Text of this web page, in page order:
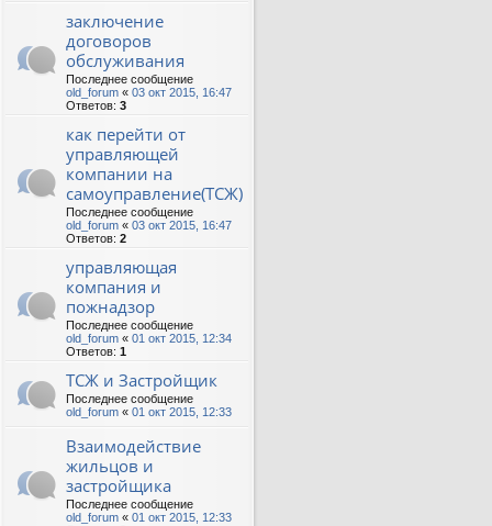
заключение
договоров
обслуживания
Последнее сообщение
old_forum « 03 окт 2015, 16:47
Ответов: 3
как перейти от
управляющей
компании на
самоуправление(ТСЖ)
Последнее сообщение
old_forum « 03 окт 2015, 16:47
Ответов: 2
управляющая
компания и
пожнадзор
Последнее сообщение
old_forum « 01 окт 2015, 12:34
Ответов: 1
ТСЖ и Застройщик
Последнее сообщение
old_forum « 01 окт 2015, 12:33
Взаимодействие
жильцов и
застройщика
Последнее сообщение
old_forum « 01 окт 2015, 12:33